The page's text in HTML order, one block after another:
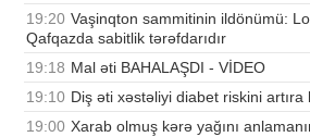
19:20 Vaşinqton sammitinin ildönümü:
Qafqazda sabitlik tərəfdarıdır
19:18 Mal əti BAHALAŞDI - VİDEO
19:10 Diş əti xəstəliyi diabet riskini artıra
19:00 Xarab olmuş kərə yağını